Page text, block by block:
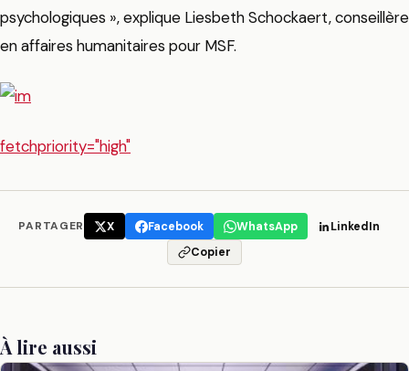
psychologiques », explique Liesbeth Schockaert, conseillère
en affaires humanitaires pour MSF.
fetchpriority="high"
PARTAGER X Facebook WhatsApp
LinkedIn
Copier
À lire aussi